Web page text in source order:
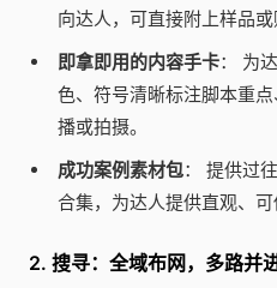
向达人，可直接附上样品或
即拿即用的内容手卡： 为
色、符号清晰标注脚本重
播或拍摄。
成功案例素材包： 提供过
合集，为达人提供直观、可
2. 搜寻：全域布网，多路并